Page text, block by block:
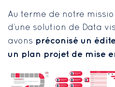
Au terme de notre
d’une solution de Data
avons préconisé un
un plan projet de mise